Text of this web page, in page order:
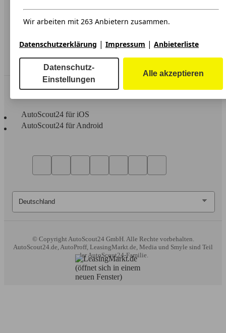
Erklärung zur Barrierefreiheit
Service
Händler
In Verbindung bleiben
AutoScout24 für iOS
AutoScout24 für Android
© Copyright AutoScout24 GmbH. Alle Rechte vorbehalten.
AutoScout24.de, AutoProff, LeasingMarkt.de, Media und Smyle sind Teil
der AutoScout24-Familie.
Wir arbeiten mit 263 Anbietern zusammen.
Datenschutzerklärung | Impressum | Anbieterliste
Datenschutz-
Einstellungen
Alle akzeptieren